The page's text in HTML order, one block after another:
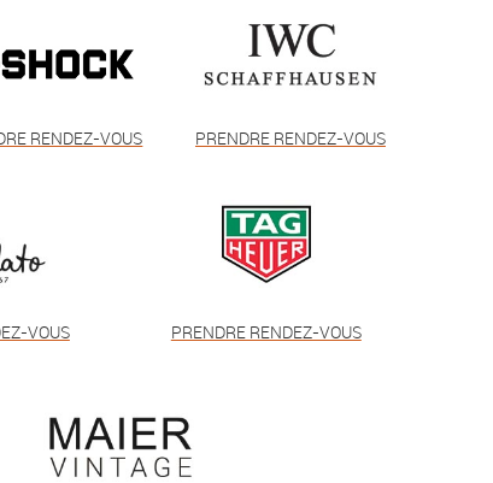
RENDEZ-VOUS PRENDRE RENDEZ-VOUS
VOUS PRENDRE RENDEZ-VOUS